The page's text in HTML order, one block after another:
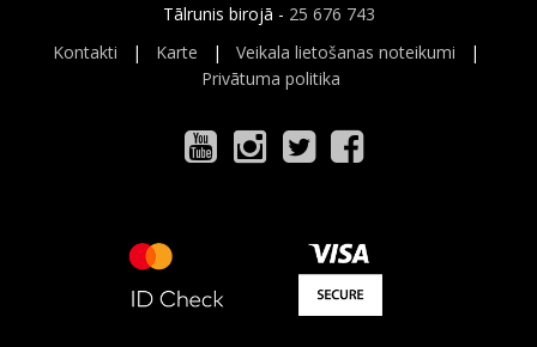
Tālrunis birojā - 25 676 743
Kontakti | Karte | Veikala lietošanas noteikumi |
Privātuma politika